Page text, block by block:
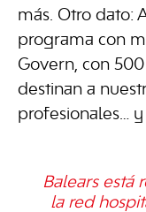
más. Otro dato:
programa con
Govern, con
destinan a
profesionales… y
Balears está
la red